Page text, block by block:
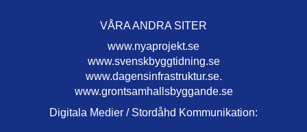
VÅRA ANDRA SITER
www.nyaprojekt.se
www.svenskbyggtidning.se
www.dagensinfrastruktur.se.
www.grontsamhallsbyggande.se
Digitala Medier / Stordåhd Kommunikation: